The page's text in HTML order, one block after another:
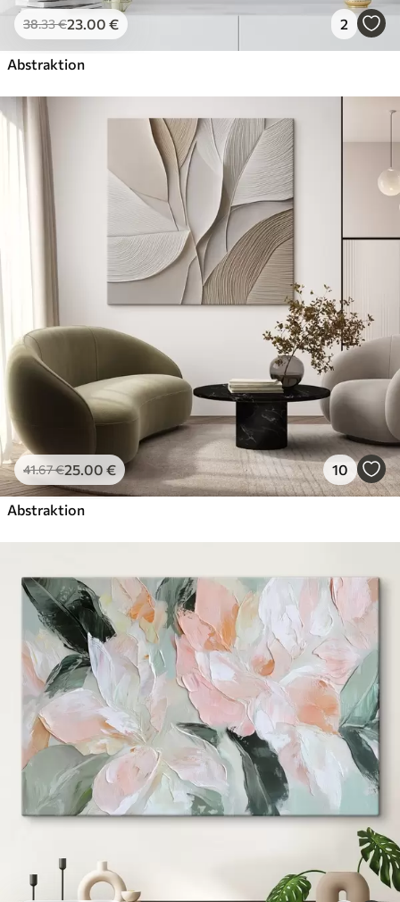
38.33€23.00 € 2
Abstraktion
41.67€25.00 € 10
Abstraktion